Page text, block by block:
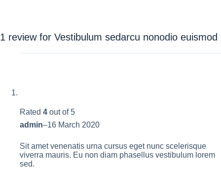
1 review for Vestibulum sedarcu nonodio euismod
Rated 4 out of 5
admin–16 March 2020
Sit amet venenatis urna cursus eget nunc scelerisque
viverra mauris. Eu non diam phasellus vestibulum lorem
sed.